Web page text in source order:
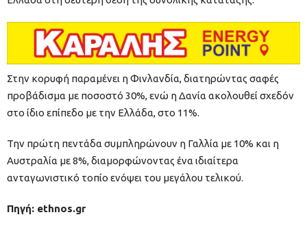
Στην κορυφή παραμένει η Φινλανδία, διατηρώντας σαφές
προβάδισμα με ποσοστό 30%, ενώ η Δανία ακολουθεί σχεδόν
στο ίδιο επίπεδο με την Ελλάδα, στο 11%.
Την πρώτη πεντάδα συμπληρώνουν η Γαλλία με 10% και η
Αυστραλία με 8%, διαμορφώνοντας ένα ιδιαίτερα
ανταγωνιστικό τοπίο ενόψει του μεγάλου τελικού.
Πηγή: ethnos.gr